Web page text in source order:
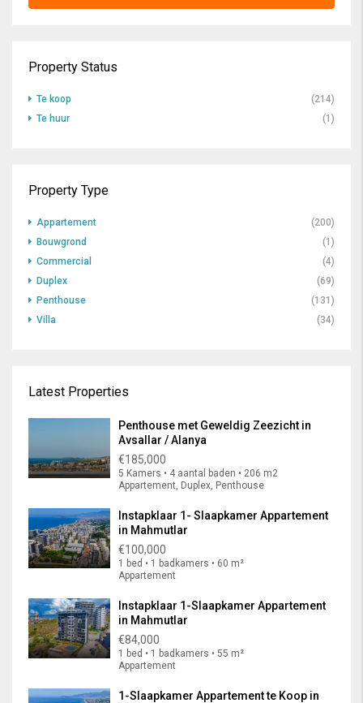
Property Status
Te koop
(214)
Te huur
(1)
Property Type
Appartement
(200)
Bouwgrond
(1)
Commercial
(4)
Duplex
(69)
Penthouse
(131)
Villa
(34)
Latest Properties
Penthouse met Geweldig Zeezicht in
Avsallar / Alanya
€185,000
5 Kamers • 4 aantal baden • 206 m2
Appartement, Duplex, Penthouse
Instapklaar 1- Slaapkamer Appartement
in Mahmutlar
€100,000
1 bed • 1 badkamers • 60 m²
Appartement
Instapklaar 1-Slaapkamer Appartement
in Mahmutlar
€84,000
1 bed • 1 badkamers • 55 m²
Appartement
1-Slaapkamer Appartement te Koop in